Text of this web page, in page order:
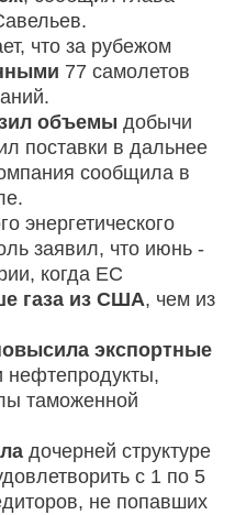
что за рубежом
77 самолетов
объемы добычи
поставки в дальнее
сообщила в
энергетического
заявил, что июнь -
когда ЕС
газа из США, чем из
экспортные
нефтепродукты,
таможенной
дочерней структуре
с 1 по 5
не попавших